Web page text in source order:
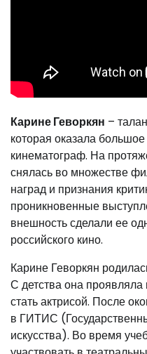
Карине Геворкян –
которая оказала
кинематограф. На
снялась во множестве
наград и признания
проникновенные
внешность сделали ее
российского кино.
Карине Геворкян
С детства она проявляла
стать актрисой. После
в ГИТИС
искусства). Во время